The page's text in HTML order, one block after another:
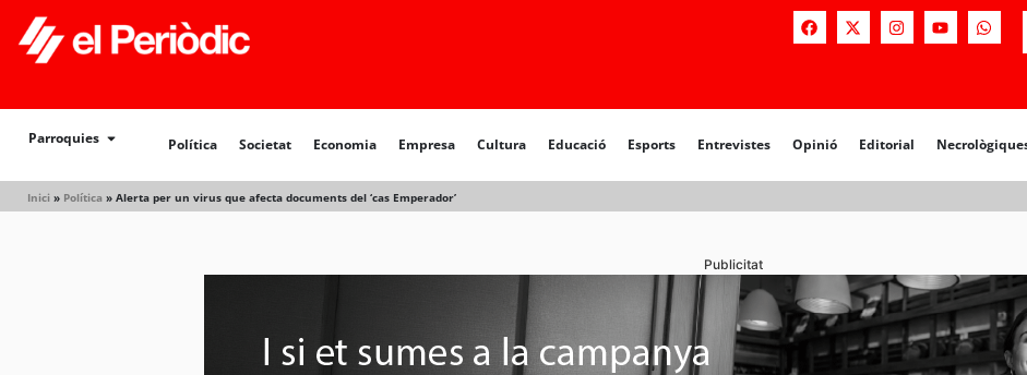
Parroquies Política Societat Economia Empresa Cultura Educació Esports Entrevistes Opinió Editorial
Inici » Política » Alerta per un virus que afecta documents del ‘cas Emperador’
Política Societat Opinió Editorial Necrològiques
Publicitat